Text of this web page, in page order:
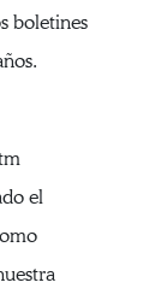
boletines
el